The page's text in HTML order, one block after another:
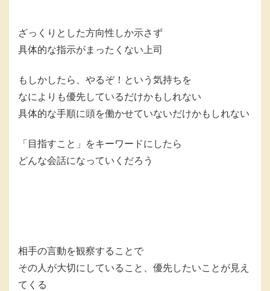
ざっくりとした方向性しか示さず
具体的な指示がまったくない上司
もしかしたら、やるぞ！という気持ちを
なによりも優先しているだけかもしれない
具体的な手順に頭を働かせていないだけかもしれない
「目指すこと」をキーワードにしたら
どんな会話になっていくだろう
相手の言動を観察することで
その人が大切にしていること、優先したいことが見え
てくる